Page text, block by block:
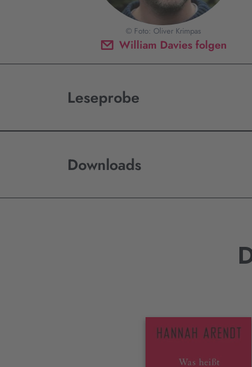
William Davies folgen
© Foto: Oliver Krimpas
Leseprobe
Downloads
Interaktives